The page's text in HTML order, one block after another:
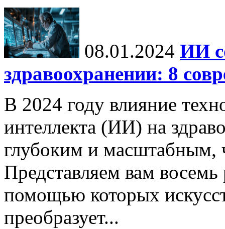
08.01.2024 ИИ
здравоохранении: 8
В 2024 году влияние
интеллекта (ИИ) на
глубоким и масштабным,
Представляем вам
помощью которых
преобразует...